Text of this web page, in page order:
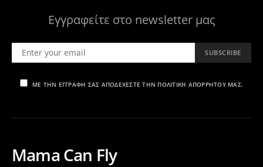
Εγγραφείτε στο newsletter μας
SUBSCRIBE
ΜΕ ΤΗΝ ΕΓΓΡΑΦΉ ΣΑΣ ΑΠΟΔΈΧΕΣΤΕ ΤΗΝ ΠΟΛΙΤΙΚΉ ΑΠΟΡΡΉΤΟΥ ΜΑΣ.
Mama Can Fly